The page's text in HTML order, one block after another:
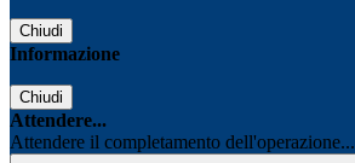
Chiudi
Informazione
Chiudi
Attendere...
Attendere il completamento dell'operazione...